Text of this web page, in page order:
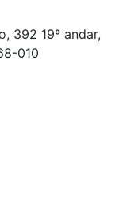
392 19º andar,
010